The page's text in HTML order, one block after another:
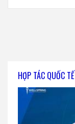
HỢP TÁC QUỐC TẾ